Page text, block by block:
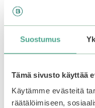
Suostumus
Tämä sivusto käyttää
Käytämme evästeitä
räätälöimiseen,
COSRX | The
Niacinamide 15
4.75
Alkuperäinen
hinta
25,00€.
25,00€Nykyinen
hinta
25,00€.
18,75
Varasto loppu.Liity
saat ilmoituksen, kun
tuote on jälleen
saatavilla.